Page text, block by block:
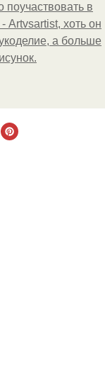
поучаствовать в
хоть он
а больше